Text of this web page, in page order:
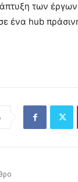
των έργων
ένα hub